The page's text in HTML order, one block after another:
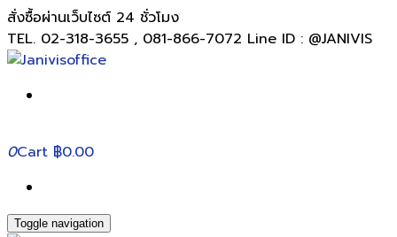
สั่งซื้อผ่านเว็บไซต์ 24 ชั่วโมง
TEL. 02-318-3655 , 081-866-7072 Line ID : @JANIVIS
0Cart ฿0.00
Toggle navigation